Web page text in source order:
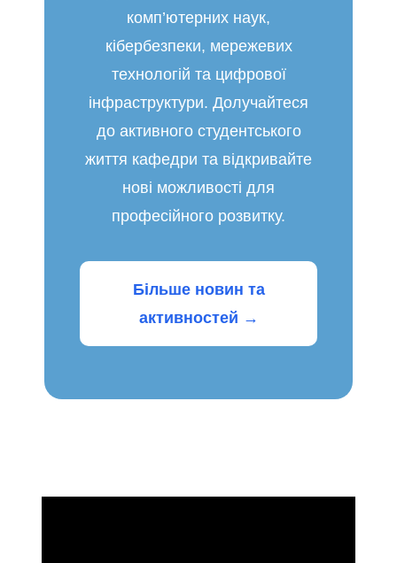
комп’ютерних наук,
кібербезпеки, мережевих
технологій та цифрової
інфраструктури. Долучайтеся
до активного студентського
життя кафедри та відкривайте
нові можливості для
професійного розвитку.
Більше новин та
активностей →